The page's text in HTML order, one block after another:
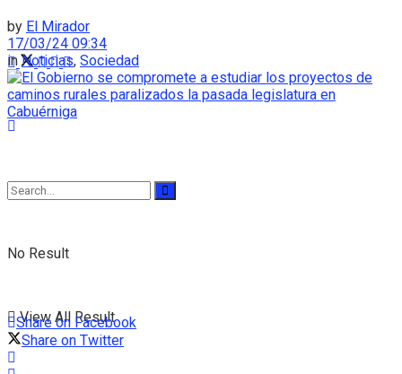
No Result
View All Result
by El Mirador
17/03/24 09:34
in Noticias, Sociedad
Share on Facebook
Share on Twitter